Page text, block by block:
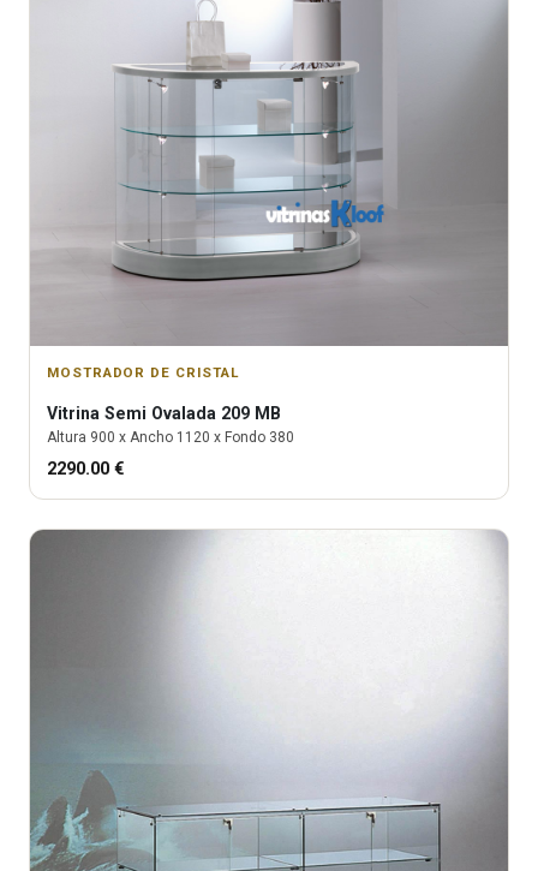
MOSTRADOR DE CRISTAL
Vitrina Semi Ovalada 209 MB
Altura 900 x Ancho 1120 x Fondo 380
2290.00 €